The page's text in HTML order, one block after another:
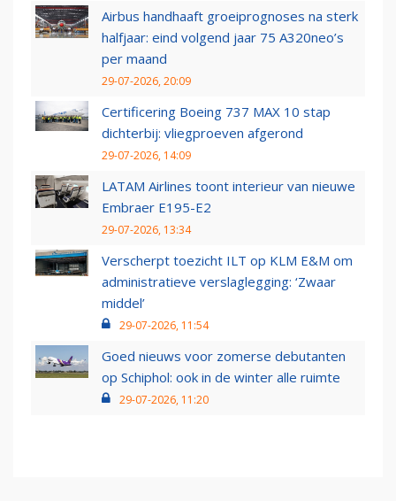
Airbus handhaaft groeiprognoses na sterk
halfjaar: eind volgend jaar 75 A320neo’s
per maand
29-07-2026, 20:09
Certificering Boeing 737 MAX 10 stap
dichterbij: vliegproeven afgerond
29-07-2026, 14:09
LATAM Airlines toont interieur van nieuwe
Embraer E195-E2
29-07-2026, 13:34
Verscherpt toezicht ILT op KLM E&M om
administratieve verslaglegging: ‘Zwaar
middel’
29-07-2026, 11:54
Goed nieuws voor zomerse debutanten
op Schiphol: ook in de winter alle ruimte
29-07-2026, 11:20